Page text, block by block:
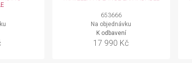
653666
Na objednávku
K odbavení
17 990 Kč